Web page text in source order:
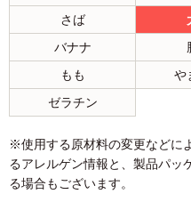
さば
バナナ
もも
や
ゼラチン
※使用する原材料の変更などに
るアレルゲン情報と、製品パッ
る場合もございます。